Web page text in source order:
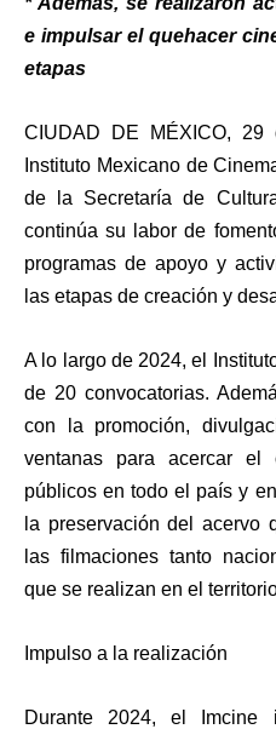
e impulsar el quehacer
etapas
CIUDAD DE MÉXICO, 29
Instituto Mexicano de
de la Secretaría de
continúa su labor de
programas de apoyo y
las etapas de creación y
A lo largo de 2024, el
de 20 convocatorias.
con la promoción,
ventanas para acercar el
públicos en todo el país y
la preservación del acervo
las filmaciones tanto
que se realizan en el
Impulso a la realización
Durante 2024, el